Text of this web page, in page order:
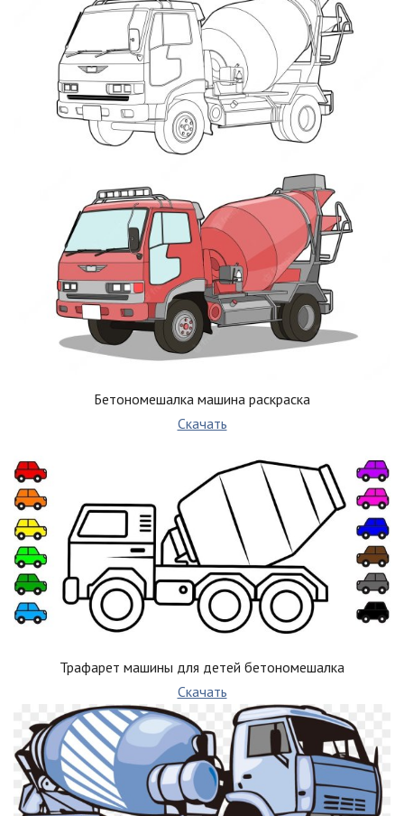
Бетономешалка машина раскраска
Скачать
Трафарет машины для детей бетономешалка
Скачать